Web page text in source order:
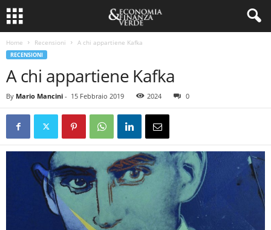
Home Recensioni A chi appartiene Kafka
RECENSIONI
A chi appartiene Kafka
By Mario Mancini - 15 Febbraio 2019 2024 0